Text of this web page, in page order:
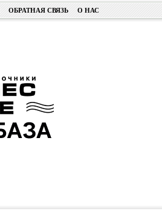
ОБРАТНАЯ СВЯЗЬ О НАС